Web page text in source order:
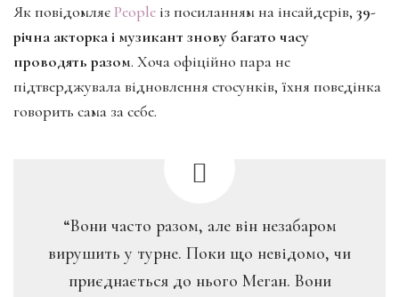
Як повідомляєPeople із посиланням на інсайдерів, 39-
річна акторка і музикант знову багато часу
проводять разом. Хоча офіційно пара не
підтверджувала відновлення стосунків, їхня поведінка
говорить сама за себе.
“Вони часто разом, але він незабаром
вирушить у турне. Поки що невідомо, чи
приєднається до нього Меган. Вони